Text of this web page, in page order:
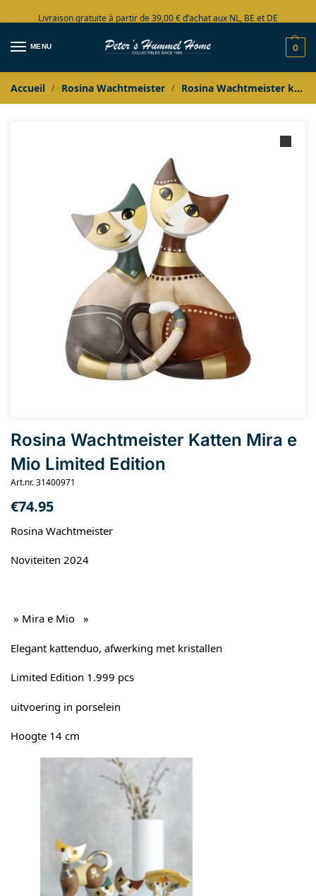
Livraison gratuite à partir de 39,00 € d’achat aux NL, BE et DE
Grand choix en stock
MENU 0
Accueil / Rosina Wachtmeister / Rosina Wachtmeister katten
Rosina Wachtmeister Katten Mira e
Mio Limited Edition
Art.nr. 31400971
€74.95
Rosina Wachtmeister
Noviteiten 2024
» Mira e Mio »
Elegant kattenduo, afwerking met kristallen
Limited Edition 1.999 pcs
uitvoering in porselein
Hoogte 14 cm